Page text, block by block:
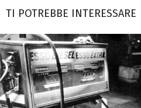
TI POTREBBE INTERESSARE